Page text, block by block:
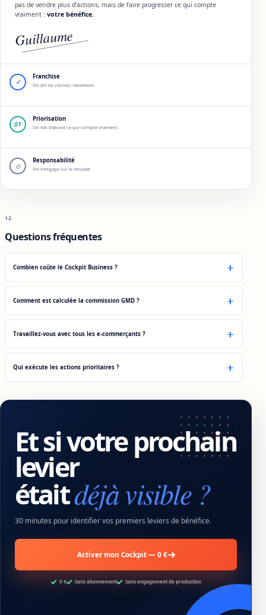
pas de vendre plus d’actions, mais de faire progresser ce qui compte
vraiment : votre bénéfice.
Guillaume
✓
Franchise
On dit les choses clairement.
01
Priorisation
On fait d’abord ce qui compte vraiment.
◇
Responsabilité
On s’engage sur le résultat.
12
Questions fréquentes
Combien coûte le Cockpit Business ?
Comment est calculée la commission GMD ?
Travaillez-vous avec tous les e-commerçants ?
Qui exécute les actions prioritaires ?
Et si votre prochain
levier
étaitdéjà visible ?
30 minutes pour identifier vos premiers leviers de bénéfice.
Activer mon Cockpit — 0 €
0 € Sans abonnement Sans engagement de production